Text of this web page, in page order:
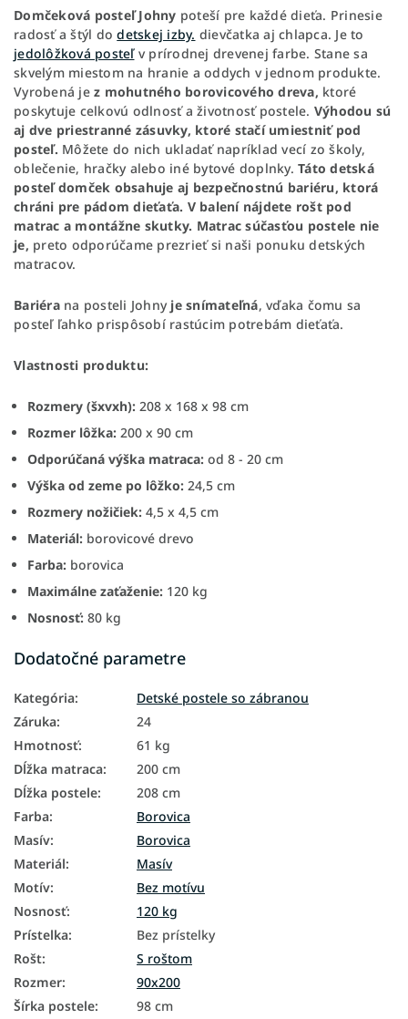
Domčeková posteľ Johny poteší pre každé dieťa. Prinesie
radosť a štýl dodetskej izby. dievčatka aj chlapca. Je to
jedolôžková posteľv prírodnej drevenej farbe. Stane sa
skvelým miestom na hranie a oddych v jednom produkte.
Vyrobená je z mohutného borovicového dreva, ktoré
poskytuje celkovú odlnosť a životnosť postele. Výhodou sú
aj dve priestranné zásuvky, ktoré stačí umiestniť pod
posteľ. Môžete do nich ukladať napríklad vecí zo školy,
oblečenie, hračky alebo iné bytové doplnky. Táto detská
posteľ domček obsahuje aj bezpečnostnú bariéru, ktorá
chráni pre pádom dieťaťa. V balení nájdete rošt pod
matrac a montážne skutky. Matrac súčasťou postele nie
je, preto odporúčame prezrieť si naši ponuku detských
matracov.
Bariérana posteli Johnyje snímateľná, vďaka čomu sa
posteľ ľahko prispôsobí rastúcim potrebám dieťaťa.
Vlastnosti produktu:
Rozmery (šxvxh): 208 x 168 x 98 cm
Rozmer lôžka: 200 x 90 cm
Odporúčaná výška matraca: od 8 - 20 cm
Výška od zeme po lôžko: 24,5 cm
Rozmery nožičiek: 4,5 x 4,5 cm
Materiál: borovicové drevo
Farba: borovica
Maximálne zaťaženie: 120 kg
Nosnosť: 80 kg
Dodatočné parametre
Kategória:
Detské postele so zábranou
Záruka:
24
Hmotnosť:
61 kg
Dĺžka matraca:
200 cm
Dĺžka postele:
208 cm
Farba:
Borovica
Masív:
Borovica
Materiál:
Masív
Motív:
Bez motívu
Nosnosť:
120 kg
Prístelka:
Bez prístelky
Rošt:
S roštom
Rozmer:
90x200
Šírka postele:
98 cm